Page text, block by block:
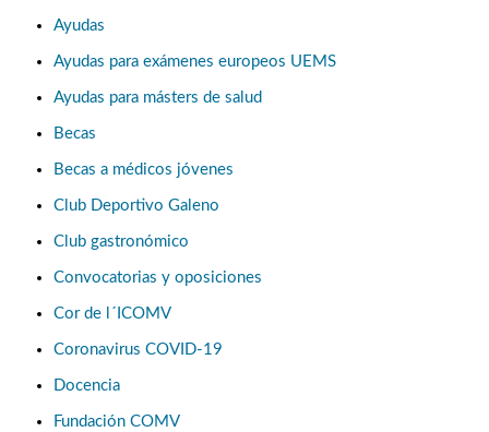
Ayudas
Ayudas para exámenes europeos UEMS
Ayudas para másters de salud
Becas
Becas a médicos jóvenes
Club Deportivo Galeno
Club gastronómico
Convocatorias y oposiciones
Cor de l´ICOMV
Coronavirus COVID-19
Docencia
Fundación COMV